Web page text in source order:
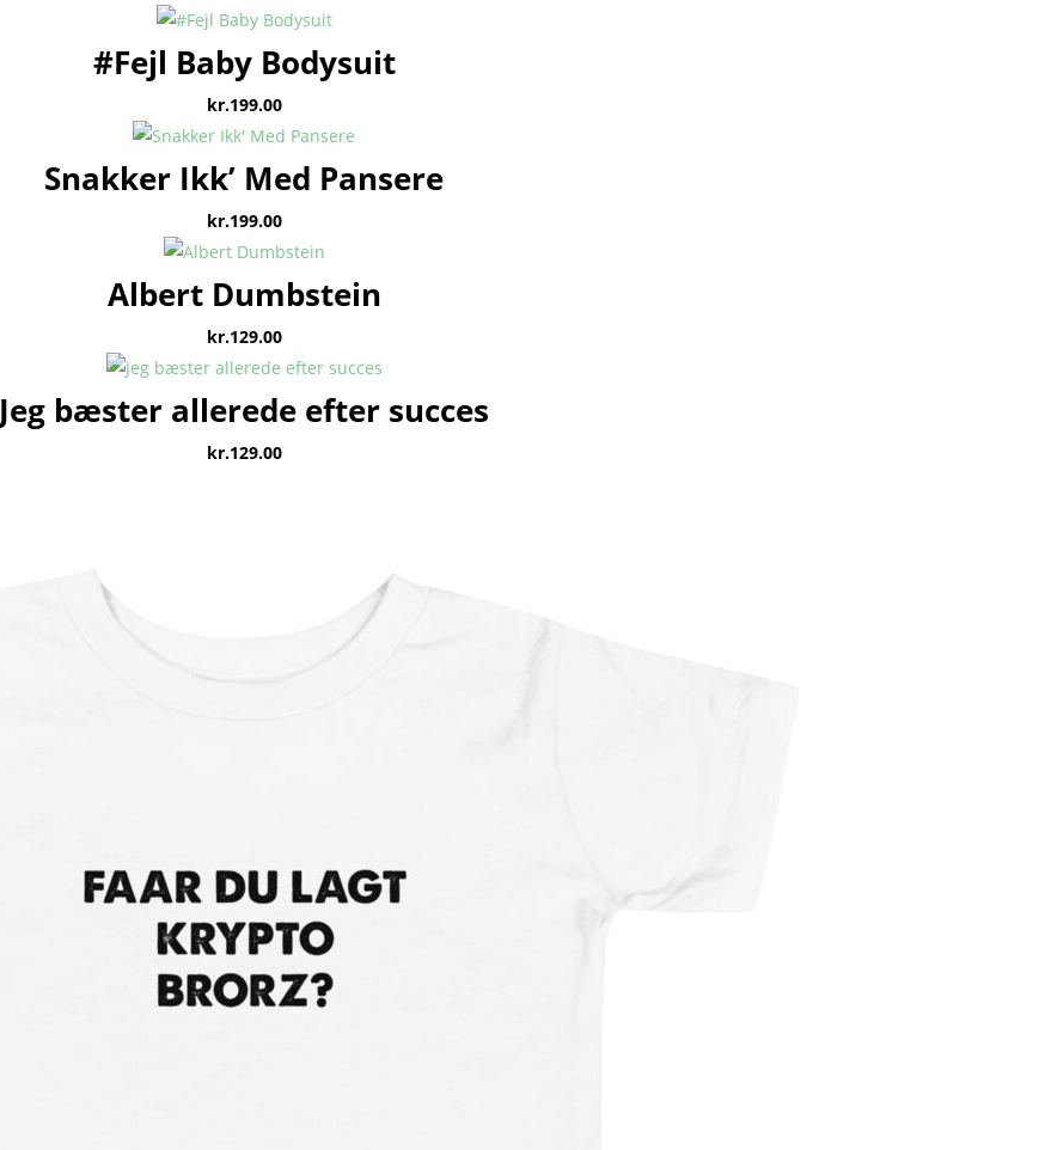
#Fejl Baby Bodysuit
kr.199.00
Snakker Ikk’ Med Pansere
kr.199.00
Albert Dumbstein
kr.129.00
Jeg bæster allerede efter succes
kr.129.00